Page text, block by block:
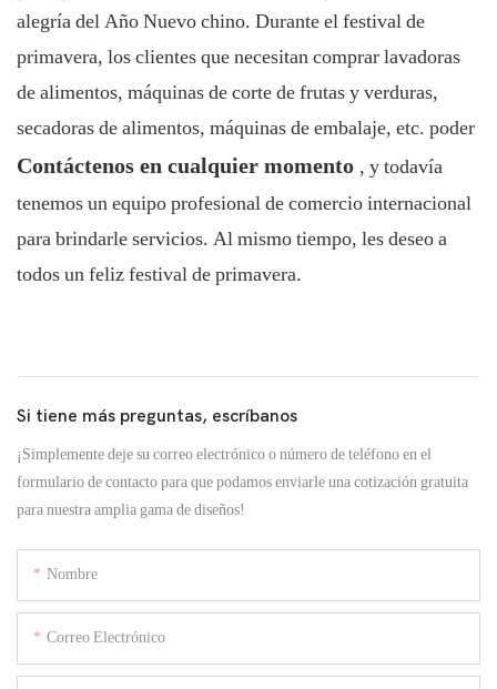
alegría del Año Nuevo chino. Durante el festival de
primavera, los clientes que necesitan comprar lavadoras
de alimentos, máquinas de corte de frutas y verduras,
secadoras de alimentos, máquinas de embalaje, etc. poder
Contáctenos en cualquier momento , y todavía
tenemos un equipo profesional de comercio internacional
para brindarle servicios. Al mismo tiempo, les deseo a
todos un feliz festival de primavera.
Si tiene más preguntas, escríbanos
¡Simplemente deje su correo electrónico o número de teléfono en el
formulario de contacto para que podamos enviarle una cotización gratuita
para nuestra amplia gama de diseños!
Nombre
Correo Electrónico